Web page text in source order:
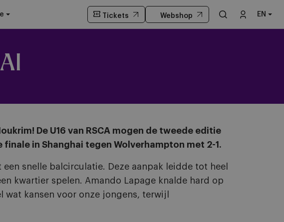
Tickets Webshop EN
De U16 van RSCA mogen de tweede editie
in Shanghai tegen Wolverhampton met 2-1.
snelle balcirculatie. Deze aanpak leidde tot heel
kwartier spelen. Amando Lapage knalde hard op
kansen voor onze jongens, terwijl